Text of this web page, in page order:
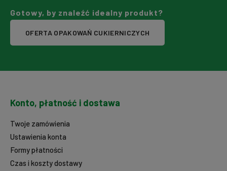
Gotowy, by znaleźć idealny produkt?
OFERTA OPAKOWAŃ CUKIERNICZYCH
Konto, płatność i dostawa
Twoje zamówienia
Ustawienia konta
Formy płatności
Czas i koszty dostawy